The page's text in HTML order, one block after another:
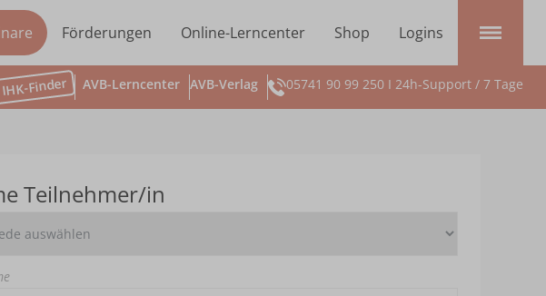
Förderungen Online-Lerncenter Shop Logins
IHK-Finder AVB-Lerncenter AVB-Verlag 05741 90 99 250 I 24h-Support / 7 Tage
Teilnehmer/in